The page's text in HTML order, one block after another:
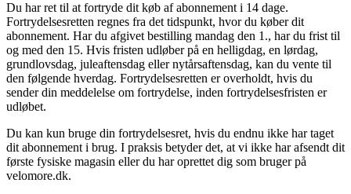
Du har ret til at fortryde dit køb af abonnement i 14 dage.
Fortrydelsesretten regnes fra det tidspunkt, hvor du køber dit
abonnement. Har du afgivet bestilling mandag den 1., har du frist til
og med den 15. Hvis fristen udløber på en helligdag, en lørdag,
grundlovsdag, juleaftensdag eller nytårsaftensdag, kan du vente til
den følgende hverdag. Fortrydelsesretten er overholdt, hvis du
sender din meddelelse om fortrydelse, inden fortrydelsesfristen er
udløbet.
Du kan kun bruge din fortrydelsesret, hvis du endnu ikke har taget
dit abonnement i brug. I praksis betyder det, at vi ikke har afsendt dit
første fysiske magasin eller du har oprettet dig som bruger på
velomore.dk.